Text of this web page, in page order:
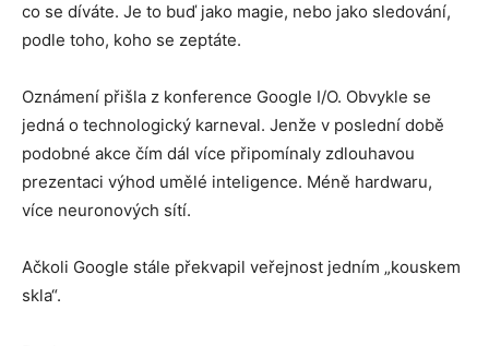
co se díváte. Je to buď jako magie, nebo jako sledování,
podle toho, koho se zeptáte.
Oznámení přišla z konference Google I/O. Obvykle se
jedná o technologický karneval. Jenže v poslední době
podobné akce čím dál více připomínaly zdlouhavou
prezentaci výhod umělé inteligence. Méně hardwaru,
více neuronových sítí.
Ačkoli Google stále překvapil veřejnost jedním „kouskem
skla“.